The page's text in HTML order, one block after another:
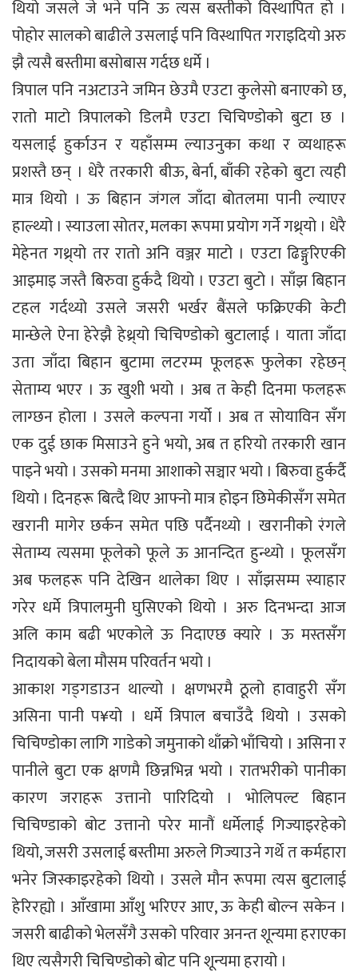
थियो जसले जे भने पनि ऊ त्यस बस्तीको विस्थापित हो ।
पोहोर सालको बाढीले उसलाई पनि विस्थापित गराइदियो अरु
झै त्यसै बस्तीमा बसोबास गर्दछ धर्मे ।
त्रिपाल पनि नअटाउने जमिन छेउमै एउटा कुलेसो बनाएको छ,
रातो माटो त्रिपालको डिलमै एउटा चिचिण्डोको बुटा छ ।
यसलाई हुर्काउन र यहाँसम्म ल्याउनुका कथा र व्यथाहरू
प्रशस्तै छन् । धेरै तरकारी बीऊ, बेर्ना, बाँकी रहेको बुटा त्यही
मात्र थियो । ऊ बिहान जंगल जाँदा बोतलमा पानी ल्याएर
हाल्थ्यो । स्याउला सोतर, मलका रूपमा प्रयोग गर्ने गथ्र्यो । धेरै
मेहेनत गथ्र्यो तर रातो अनि वञ्जर माटो । एउटा ढिङ्गुरिएकी
आइमाइ जस्तै बिरुवा हुर्कदै थियो । एउटा बुटो । साँझ बिहान
टहल गर्दथ्यो उसले जसरी भर्खर बैंसले फक्रिएकी केटी
मान्छेले ऐना हेरेझै हेथ्र्यो चिचिण्डोको बुटालाई । याता जाँदा
उता जाँदा बिहान बुटामा लटरम्म फूलहरू फुलेका रहेछन्
सेताम्य भएर । ऊ खुशी भयो । अब त केही दिनमा फलहरू
लाग्छन होला । उसले कल्पना गर्यो । अब त सोयाविन सँग
एक दुई छाक मिसाउने हुने भयो, अब त हरियो तरकारी खान
पाइने भयो । उसको मनमा आशाको सञ्चार भयो । बिरुवा हुर्कर्दै
थियो । दिनहरू बित्दै थिए आफ्नो मात्र होइन छिमेकीसँग समेत
खरानी मागेर छर्कन समेत पछि पर्दैनथ्यो । खरानीको रंगले
सेताम्य त्यसमा फूलेको फूले ऊ आनन्दित हुन्थ्यो । फूलसँग
अब फलहरू पनि देखिन थालेका थिए । साँझसम्म स्याहार
गरेर धर्मे त्रिपालमुनी घुसिएको थियो । अरु दिनभन्दा आज
अलि काम बढी भएकोले ऊ निदाएछ क्यारे । ऊ मस्तसँग
निदायको बेला मौसम परिवर्तन भयो ।
आकाश गड्गडाउन थाल्यो । क्षणभरमै ठूलो हावाहुरी सँग
असिना पानी प¥यो । धर्मे त्रिपाल बचाउँदै थियो । उसको
चिचिण्डोका लागि गाडेको जमुनाको थाँक्रो भाँचियो । असिना र
पानीले बुटा एक क्षणमै छिन्नभिन्न भयो । रातभरीको पानीका
कारण जराहरू उत्तानो पारिदियो । भोलिपल्ट बिहान
चिचिण्डाको बोट उत्तानो परेर मानौं धर्मेलाई गिज्याइरहेको
थियो, जसरी उसलाई बस्तीमा अरुले गिज्याउने गर्थे त कर्महारा
भनेर जिस्काइरहेको थियो । उसले मौन रूपमा त्यस बुटालाई
हेरिरह्यो । आँखामा आँशु भरिएर आए, ऊ केही बोल्न सकेन ।
जसरी बाढीको भेलसँगै उसको परिवार अनन्त शून्यमा हराएका
थिए त्यसैगरी चिचिण्डोको बोट पनि शून्यमा हरायो ।